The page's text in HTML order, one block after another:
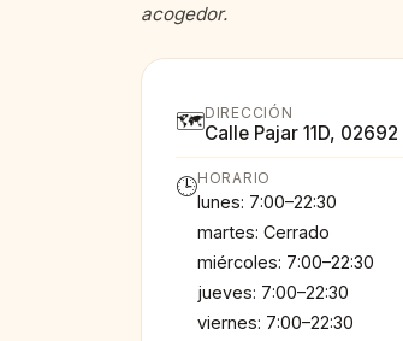
acogedor.
🗺️DIRECCIÓN
Calle Pajar 11D, 02692
🕒HORARIO
lunes: 7:00–22:30
martes: Cerrado
miércoles: 7:00–22:30
jueves: 7:00–22:30
viernes: 7:00–22:30